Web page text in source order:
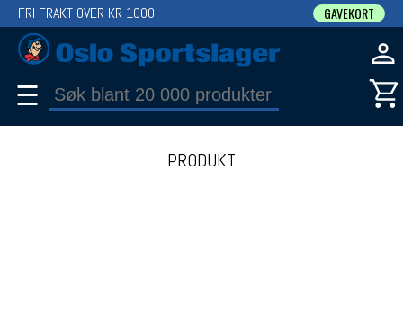
FRI FRAKT OVER KR 1000 GAVEKORT
☰
PRODUKT